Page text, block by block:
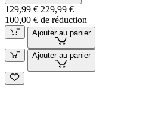
129,99 € 229,99 €
100,00 € de réduction
Ajouter au panier
Ajouter au panier